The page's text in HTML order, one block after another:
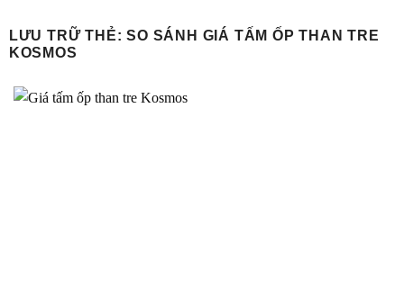
qua
nội
LƯU TRỮ THẺ:SO SÁNH GIÁ TẤM ỐP THAN TRE
KOSMOS